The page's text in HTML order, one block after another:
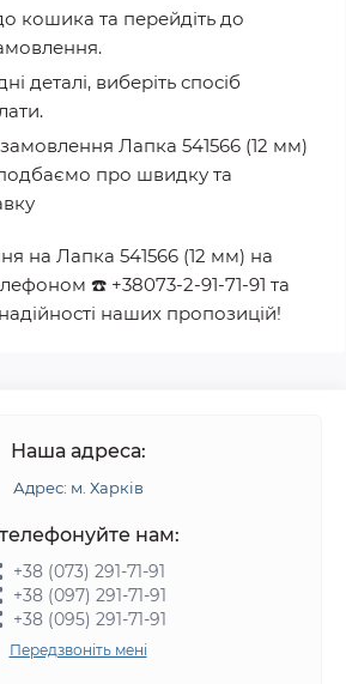
кошика та перейдіть до
деталі, виберіть спосіб
Лапка 541566 (12 мм)
про швидку та
на Лапка 541566 (12 мм) на
☎️ +38073-2-91-71-91 та
наших пропозицій!
Наша адреса:
Адрес: м. Харків
нам:
+38 (073) 291-71-91
+38 (097) 291-71-91
+38 (095) 291-71-91
Передзвоніть мені